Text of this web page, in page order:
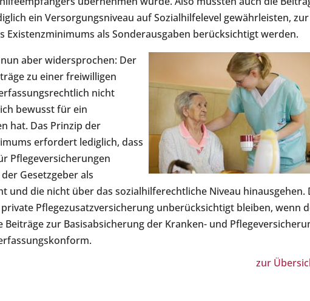
ein Versorgungsniveau auf Sozialhilfelevel gewährleisten, zur
Existenzminimums als Sonderausgaben berücksichtigt werden.
aber widersprochen: Der
zu einer freiwilligen
nicht
bewusst für ein
hat. Das Prinzip der
erfordert lediglich, dass
Pflegeversicherungen
Gesetzgeber als
und die nicht über das sozialhilferechtliche Niveau hinausgehen.
Pflegezusatzversicherung unberücksichtigt bleiben, wenn
zur Basisabsicherung der Kranken- und
zur